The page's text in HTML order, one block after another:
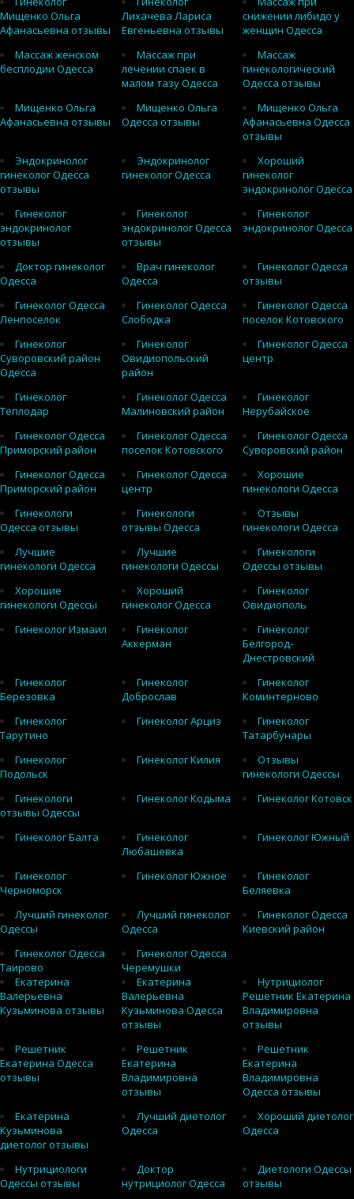
Мищенко Ольга
Афанасьевна отзывы
Лихачева Лариса
Евгеньевна отзывы
снижении либидо у
женщин Одесса
Массаж женском
бесплодии Одесса
Массаж при
лечении спаек в
малом тазу Одесса
Массаж
гинекологический
Одесса отзывы
Мищенко Ольга
Афанасьевна отзывы
Мищенко Ольга
Одесса отзывы
Мищенко Ольга
Афанасьевна Одесса
отзывы
Эндокринолог
гинеколог Одесса
отзывы
Эндокринолог
гинеколог Одесса
Хороший
гинеколог
эндокринолог Одесса
Гинеколог
эндокринолог
отзывы
Гинеколог
эндокринолог Одесса
отзывы
Гинеколог
эндокринолог Одесса
Доктор гинеколог
Одесса
Врач гинеколог
Одесса
Гинеколог Одесса
отзывы
Гинеколог Одесса
Ленпоселок
Гинеколог Одесса
Слободка
Гинеколог Одесса
поселок Котовского
Гинеколог
Суворовский район
Одесса
Гинеколог
Овидиопольский
район
Гинеколог Одесса
центр
Гинеколог
Теплодар
Гинеколог Одесса
Малиновский район
Гинеколог
Нерубайское
Гинеколог Одесса
Приморский район
Гинеколог Одесса
поселок Котовского
Гинеколог Одесса
Суворовский район
Гинеколог Одесса
Приморский район
Гинеколог Одесса
центр
Хорошие
гинекологи Одесса
Гинекологи
Одесса отзывы
Гинекологи
отзывы Одесса
Отзывы
гинекологи Одесса
Лучшие
гинекологи Одесса
Лучшие
гинекологи Одессы
Гинекологи
Одессы отзывы
Хорошие
гинекологи Одессы
Хороший
гинеколог Одесса
Гинеколог
Овидиополь
Гинеколог Измаил
Гинеколог
Аккерман
Гинеколог
Белгород-
Днестровский
Гинеколог
Березовка
Гинеколог
Доброслав
Гинеколог
Коминтерново
Гинеколог
Тарутино
Гинеколог Арциз
Гинеколог
Татарбунары
Гинеколог
Подольск
Гинеколог Килия
Отзывы
гинекологи Одессы
Гинекологи
отзывы Одессы
Гинеколог Кодыма Гинеколог Котовск
Гинеколог Балта
Гинеколог
Любашевка
Гинеколог Южный
Гинеколог
Черноморск
Гинеколог Южное
Гинеколог
Беляевка
Лучший гинеколог
Одессы
Лучший гинеколог
Одесса
Гинеколог Одесса
Киевский район
Гинеколог Одесса
Таирово
Гинеколог Одесса
Черемушки
Екатерина
Валерьевна
Кузьминова отзывы
Екатерина
Валерьевна
Кузьминова Одесса
отзывы
Нутрициолог
Решетник Екатерина
Владимировна
отзывы
Решетник
Екатерина Одесса
отзывы
Решетник
Екатерина
Владимировна
отзывы
Решетник
Екатерина
Владимировна
Одесса отзывы
Екатерина
Кузьминова
диетолог отзывы
Лучший диетолог
Одесса
Хороший диетолог
Одесса
Нутрициологи
Одессы отзывы
Доктор
нутрициолог Одесса
Диетологи Одессы
отзывы